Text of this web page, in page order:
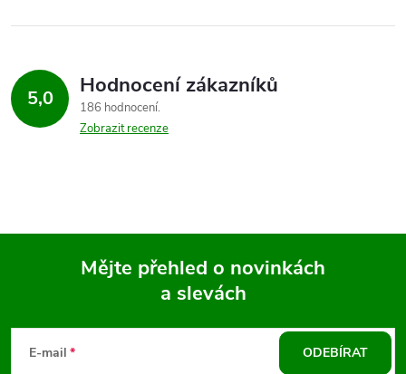
5,0 Hodnocení zákazníků
186 hodnocení
Zobrazit recenze
Mějte přehled o novinkách
a slevách
E-mail ODEBÍRAT